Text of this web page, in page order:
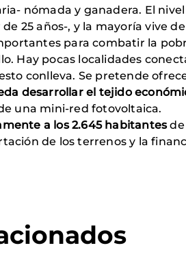
nómada y ganadera. El
25 años-, y la mayoría vive
para combatir la
Hay pocas localidades
conlleva. Se pretende
desarrollar el tejido
una mini-red fotovoltaica.
a los 2.645 habitantesde
de los terrenos y la